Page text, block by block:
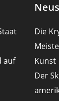
auf
Die
Kunst
Der